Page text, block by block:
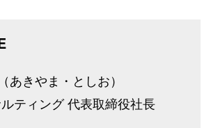
（あきやま・としお）
ティング 代表取締役社長